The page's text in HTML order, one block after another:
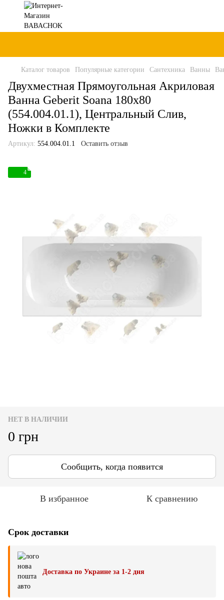
Каталог товаров Популярные категории Сантехника Ванны
Двухместная Прямоугольная Акриловая
Ванна Geberit Soana 180x80
(554.004.01.1), Центральный Слив,
Ножки в Комплекте
Артикул: 554.004.01.1 Оставить отзыв
4
НЕТ В НАЛИЧИИ
0 грн
Сообщить, когда появится
В избранное К сравнению
Срок доставки
Доставка по Украине за 1-2 дня